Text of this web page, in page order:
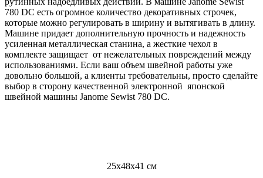
780 DC есть огромное количество декоративных строчек,
которые можно регулировать в ширину и вытягивать в длину.
Машине придает дополнительную прочность и надежность
усиленная металлическая станина, а жесткие чехол в
комплекте защищает от нежелательных повреждений между
использованиями. Если ваш объем швейной работы уже
довольно большой, а клиенты требовательны, просто сделайте
выбор в сторону качественной электронной японской
швейной машины Janome Sewist 780 DC.
25х48х41 см